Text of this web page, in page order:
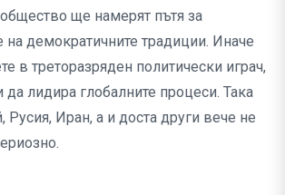
ще намерят пътя за
на демократичните традиции. Иначе
в треторазряден политически играч,
да лидира глобалните процеси. Така
Русия, Иран, а и доста други вече не